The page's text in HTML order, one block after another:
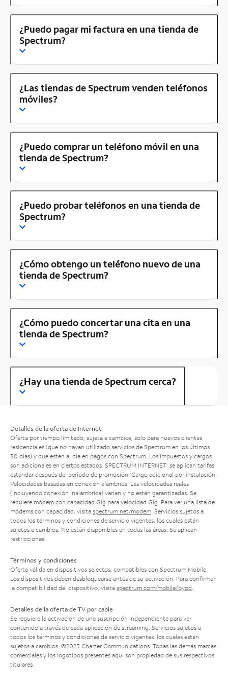
¿Puedo pagar mi factura en una tienda de
Spectrum?
¿Las tiendas de Spectrum venden teléfonos
móviles?
¿Puedo comprar un teléfono móvil en una
tienda de Spectrum?
¿Puedo probar teléfonos en una tienda de
Spectrum?
¿Cómo obtengo un teléfono nuevo de una
tienda de Spectrum?
¿Cómo puedo concertar una cita en una
tienda de Spectrum?
¿Hay una tienda de Spectrum cerca?
Detalles de la oferta de Internet
Oferta por tiempo limitado; sujeta a cambios; solo para nuevos clientes
residenciales (que no hayan utilizado servicios de Spectrum en los últimos
30 días) y que estén al día en pagos con Spectrum. Los impuestos y cargos
son adicionales en ciertos estados. SPECTRUM INTERNET: se aplican tarifas
estándar después del período de promoción. Cargo adicional por instalación.
Velocidades basadas en conexión alámbrica. Las velocidades reales
(incluyendo conexión inalámbrica) varían y no están garantizadas. Se
requiere módem con capacidad Gig para velocidad Gig. Para ver una lista de
módems con capacidad, visita spectrum.net/modem . Servicios sujetos a
todos los términos y condiciones de servicio vigentes, los cuales están
sujetos a cambios. No están disponibles en todas las áreas. Se aplican
restricciones.
Términos y condiciones
Oferta válida en dispositivos selectos, compatibles con Spectrum Mobile.
Los dispositivos deben desbloquearse antes de su activación. Para confirmar
la compatibilidad del dispositivo, visita spectrum.com/mobile/byod
Detalles de la oferta de TV por cable
Se requiere la activación de una suscripción independiente para ver
contenido a través de cada aplicación de streaming. Servicios sujetos a
todos los términos y condiciones de servicio vigentes, los cuales están
sujetos a cambios. ©2025 Charter Communications. Todas las demás marcas
comerciales y los logotipos presentes aquí son propiedad de sus respectivos
titulares.